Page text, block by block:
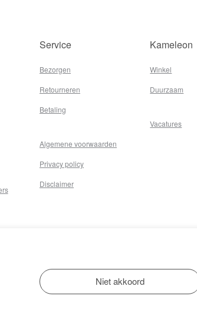
Service
Bezorgen
Retourneren
Betaling
Algemene voorwaarden
Privacy policy
Disclaimer
Kameleon
Winkel
Duurzaam
Vacatures